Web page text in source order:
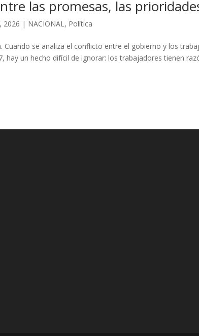
las promesas, las
2026 | NACIONAL, Política
Cuando se analiza el conflicto entre el gobierno y los
hay un hecho difícil de ignorar: los trabajadores tienen